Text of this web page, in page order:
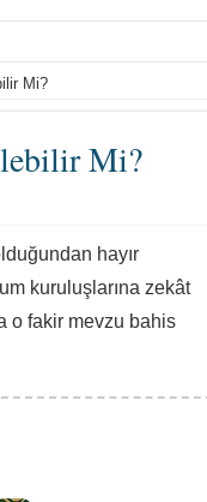
Mi?
Mi?
hayır
kuruluşlarına zekât
o fakir mevzu bahis